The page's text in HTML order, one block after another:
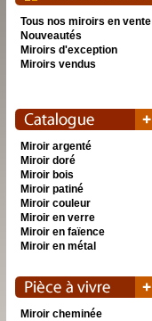
Tous nos miroirs en vente
Nouveautés
Miroirs d'exception
Miroirs vendus
Miroir argenté
Miroir doré
Miroir bois
Miroir patiné
Miroir couleur
Miroir en verre
Miroir en faïence
Miroir en métal
Miroir cheminée